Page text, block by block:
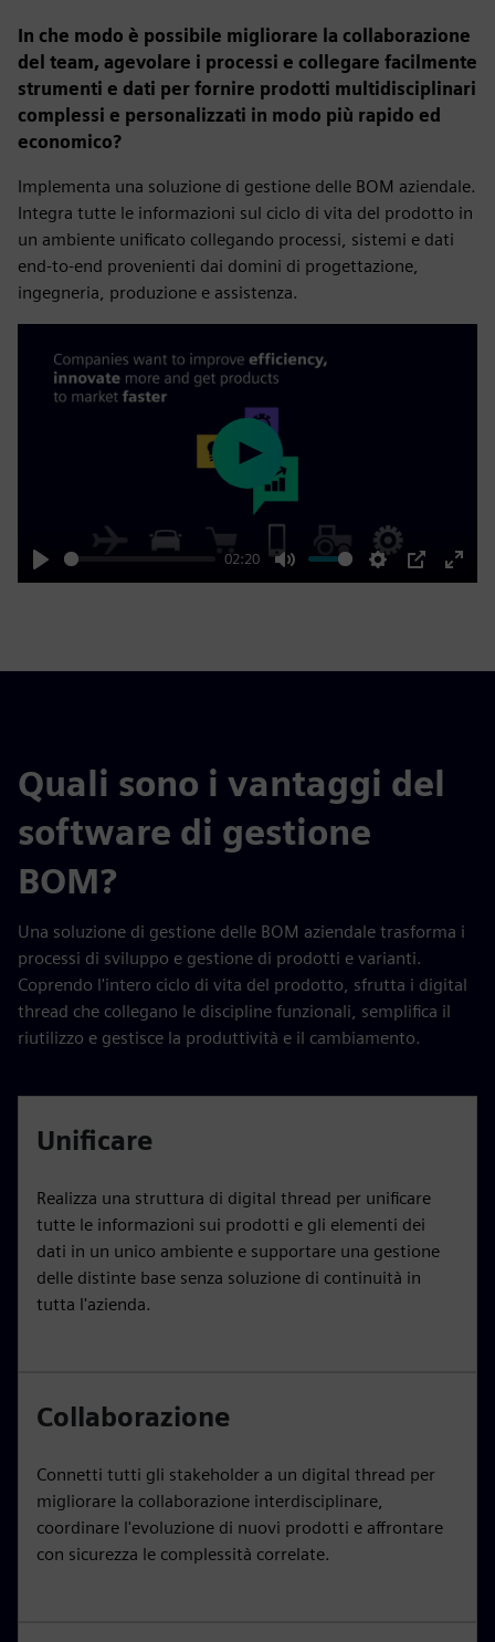
In che modo è possibile migliorare la collaborazione
del team, agevolare i processi e collegare facilmente
strumenti e dati per fornire prodotti multidisciplinari
complessi e personalizzati in modo più rapido ed
economico?
Implementa una soluzione di gestione delle BOM aziendale.
Integra tutte le informazioni sul ciclo di vita del prodotto in
un ambiente unificato collegando processi, sistemi e dati
end-to-end provenienti dai domini di progettazione,
ingegneria, produzione e assistenza.
Play
02:20
Mute Settings
PIP
Enter
Play
Quali sono i vantaggi del
software di gestione
BOM?
Una soluzione di gestione delle BOM aziendale trasforma i
processi di sviluppo e gestione di prodotti e varianti.
Coprendo l'intero ciclo di vita del prodotto, sfrutta i digital
thread che collegano le discipline funzionali, semplifica il
riutilizzo e gestisce la produttività e il cambiamento.
Unificare
Realizza una struttura di digital thread per unificare
tutte le informazioni sui prodotti e gli elementi dei
dati in un unico ambiente e supportare una gestione
delle distinte base senza soluzione di continuità in
tutta l'azienda.
Collaborazione
Connetti tutti gli stakeholder a un digital thread per
migliorare la collaborazione interdisciplinare,
coordinare l'evoluzione di nuovi prodotti e affrontare
con sicurezza le complessità correlate.